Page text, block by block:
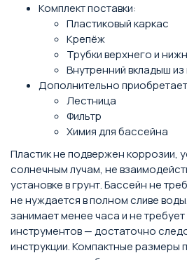
Комплект поставки:
Пластиковый каркас
Крепёж
Трубки верхнего и
Внутренний вкладыш
Дополнительно
Лестница
Фильтр
Химия для бассейна
Пластик не подвержен коррозии,
солнечным лучам, не
установке в грунт. Бассейн не
не нуждается в полном сливе
занимает менее часа и не
инструментов — достаточно
инструкции. Компактные размеры